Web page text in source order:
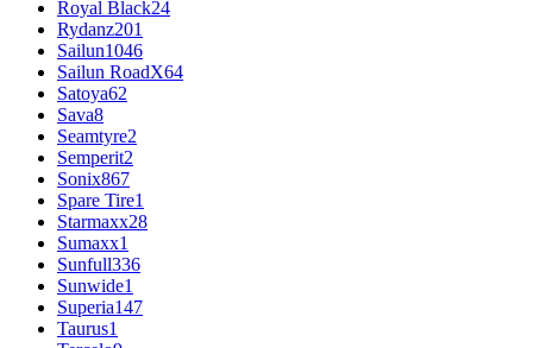
Royal Black24
Rydanz201
Sailun1046
Sailun RoadX64
Satoya62
Sava8
Seamtyre2
Semperit2
Sonix867
Spare Tire1
Starmaxx28
Sumaxx1
Sunfull336
Sunwide1
Superia147
Taurus1